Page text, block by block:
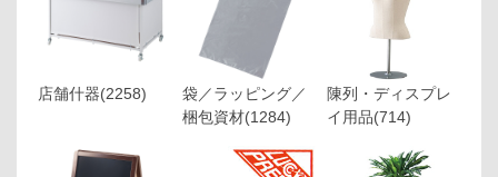
店舗什器(2258)
袋／ラッピング／
梱包資材(1284)
陳列・ディスプレ
イ用品(714)